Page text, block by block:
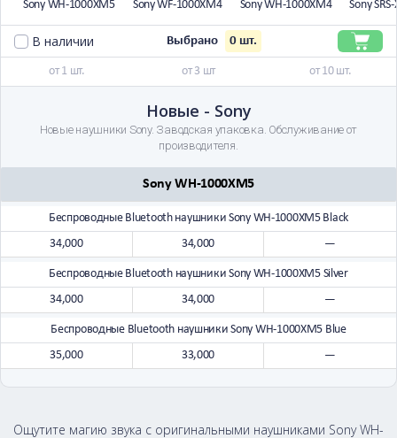
Sony WH-1000XM5 Sony WF-1000XM4 Sony WH-1000XM4 Sony
В наличии Выбрано 0шт.
от 1 шт. от 3 шт от 10 шт.
Новые - Sony
Новые наушники Sony. Заводская упаковка. Обслуживание от
производителя.
Sony WH-1000XM5
Беспроводные Bluetooth наушники Sony WH-1000XM5 Black
34,000
34,000 —
Беспроводные Bluetooth наушники Sony WH-1000XM5 Silver
34,000
34,000 —
Беспроводные Bluetooth наушники Sony WH-1000XM5 Blue
35,000
33,000 —
Ощутите магию звука с оригинальными наушниками Sony WH-